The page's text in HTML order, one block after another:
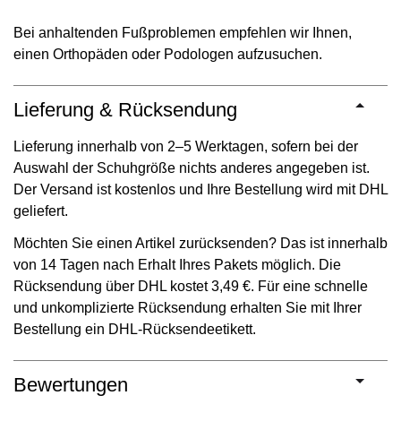
Bei anhaltenden Fußproblemen empfehlen wir Ihnen,
einen Orthopäden oder Podologen aufzusuchen.
Lieferung & Rücksendung
Lieferung innerhalb von 2–5 Werktagen, sofern bei der
Auswahl der Schuhgröße nichts anderes angegeben ist.
Der Versand ist kostenlos und Ihre Bestellung wird mit DHL
geliefert.
Möchten Sie einen Artikel zurücksenden? Das ist innerhalb
von 14 Tagen nach Erhalt Ihres Pakets möglich. Die
Rücksendung über DHL kostet 3,49 €. Für eine schnelle
und unkomplizierte Rücksendung erhalten Sie mit Ihrer
Bestellung ein DHL-Rücksendeetikett.
Bewertungen